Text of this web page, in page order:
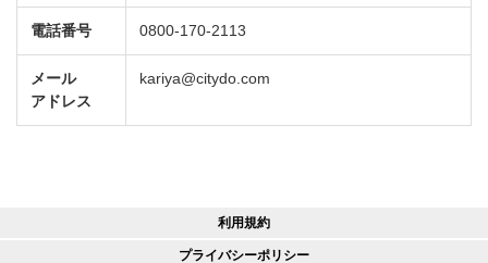
電話番号 0800-170-2113
メール
アドレス
kariya@citydo.com
利用規約
プライバシーポリシー